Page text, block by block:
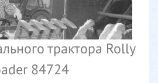
трактора Rolly
84724